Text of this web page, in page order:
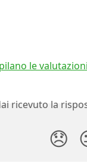
le
ricevuto la
😞